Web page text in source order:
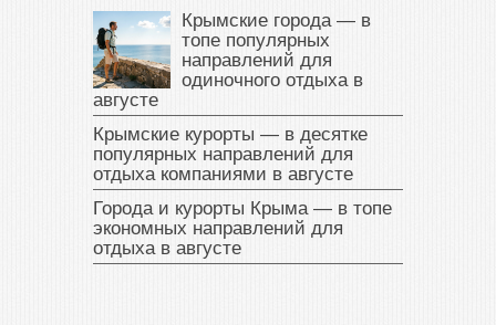
Крымские города — в
топе популярных
направлений для
одиночного отдыха в
августе
Крымские курорты — в десятке
популярных направлений для
отдыха компаниями в августе
Города и курорты Крыма — в топе
экономных направлений для
отдыха в августе